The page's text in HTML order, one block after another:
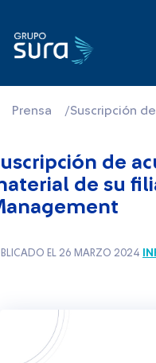
Prensa /Suscripción
de
de su
EL 26 MARZO 2024